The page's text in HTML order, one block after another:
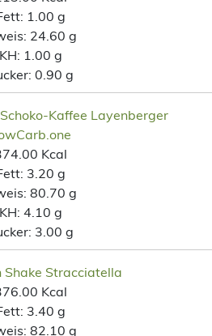
1.00 g
24.60 g
KH: 1.00 g
0.90 g
Kaffee Layenberger
Kcal
3.20 g
80.70 g
KH: 4.10 g
3.00 g
Shake Stracciatella
Kcal
3.40 g
82.10 g